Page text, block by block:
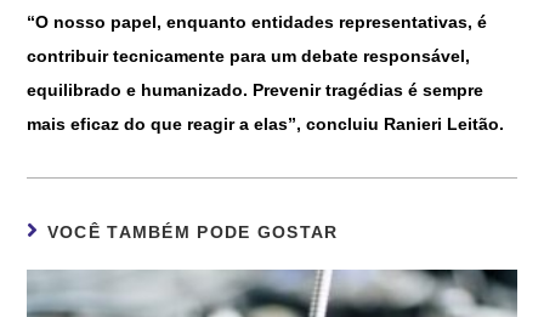
“O nosso papel, enquanto entidades representativas, é
contribuir tecnicamente para um debate responsável,
equilibrado e humanizado. Prevenir tragédias é sempre
mais eficaz do que reagir a elas”, concluiu Ranieri Leitão.
VOCÊ TAMBÉM PODE GOSTAR